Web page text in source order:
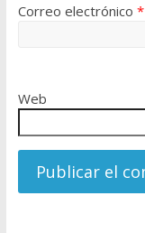
Correo electrónico *
Web